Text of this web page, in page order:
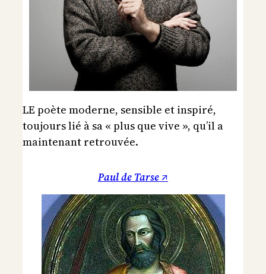
LE poète moderne, sensible et inspiré,
toujours lié à sa « plus que vive », qu’il a
maintenant retrouvée.
Paul de Tarse ↗